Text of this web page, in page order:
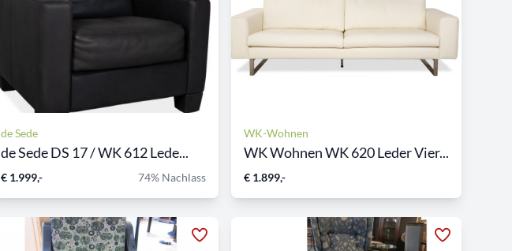
de Sede
de Sede DS 17 / WK 612 Lede...
€ 1.999,- 74% Nachlass
WK-Wohnen
WK Wohnen WK 620 Leder Vier...
€ 1.899,-